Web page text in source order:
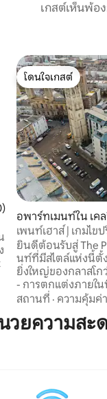
เกสต์เห็นพ้อ
จาก 5, 320 รีวิว
โดนใจเกสต์
โดนใจเกสต์
อพาร์ทเมนท์ใน เค
าร์ค
เพนท์เฮาส์ | เกมไ
สาธารณะที่มีเอกลั
ยินดีต้อนรับสู่ The
นท์ที่มีสไตล์แห่งนี้ตั้
ยิ่งใหญ่ของกลาสโ
- การตกแต่งภายในที่สวยงา
มากและการควบคุมความร้
ขนาด 50 นิ้วสำหรับค่ำ
เนสเพรสโซ่และเครื่
สวนสาธารณะที่เต็ม
สถานที่ · ความคุ้มค่า
วยความส